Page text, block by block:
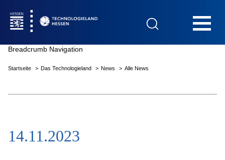
Das Technologieland
Breadcrumb Navigation
Startseite Das Technologieland News Alle News
14.11.2023